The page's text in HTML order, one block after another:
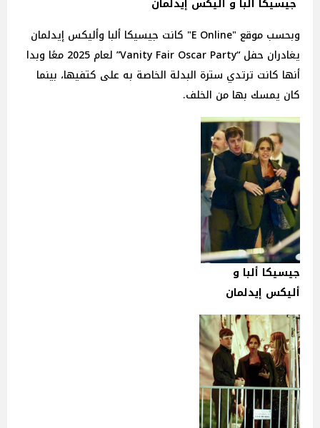
جيسيكا ألبا و أليكس إيدلمان
وبحسب موقع "E Online" كانت جيسيكا ألبا وأليكس إيدلمان
يغادران حفل “Vanity Fair Oscar Party” لعام 2025 معًا وبدا
أنها كانت ترتدي سترة البدلة الخاصة به على كتفيها، بينما
كان يمسك بها من الخلف.
جيسيكا ألبا و
أليكس إيدلمان